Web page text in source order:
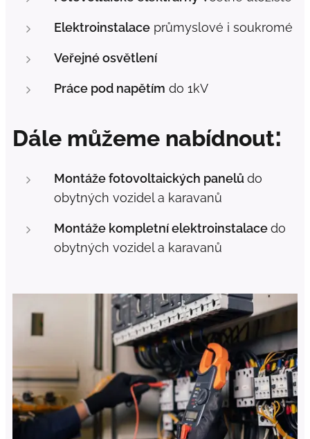
Elektroinstalace průmyslové i soukromé
Veřejné osvětlení
Práce pod napětím do 1kV
Dále můžeme nabídnout:
Montáže fotovoltaických panelůdo
obytných vozidel a karavanů
Montáže kompletní elektroinstalacedo
obytných vozidel a karavanů